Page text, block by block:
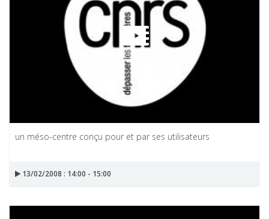
un méso-centre conçu pour et par ses utilisateurs
13/02/2008 : 14:00 - 15:00